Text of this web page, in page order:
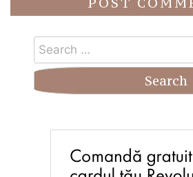
Search
for: